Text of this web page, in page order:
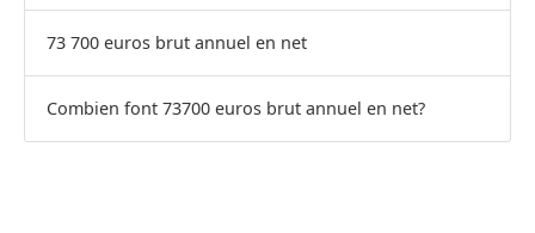
73 700 euros brut annuel en net
Combien font 73700 euros brut annuel en net?